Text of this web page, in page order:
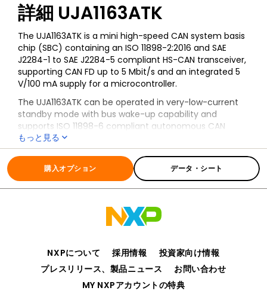
詳細 UJA1163ATK
The UJA1163ATK is a mini high-speed CAN system basis
chip (SBC) containing an ISO 11898-2:2016 and SAE
J2284-1 to SAE J2284-5 compliant HS-CAN transceiver,
supporting CAN FD up to 5 Mbit/s and an integrated 5
V/100 mA supply for a microcontroller.
The UJA1163ATK can be operated in very-low-current
standby mode with bus wake-up capability and
supports ISO 11898-6 compliant autonomous CAN
biasing.
もっと見る
全ての情報 UJA1163ATK
購入オプション データ・シート
NXPについて 採用情報
投資家向け情報
プレスリリース、製品ニュース
お問い合わせ
MY NXPアカウントの特典